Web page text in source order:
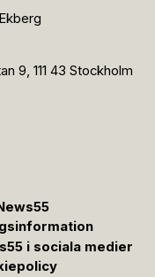
9, 111 43 Stockholm
i sociala medier